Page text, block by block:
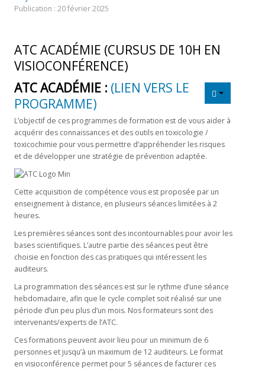
Publication : 20 février 2025
ATC ACADÉMIE (CURSUS DE 10H EN
VISIOCONFÉRENCE)
ATC ACADÉMIE : (LIEN VERS LE
PROGRAMME)
L’objectif de ces programmes de formation est de vous aider à
acquérir des connaissances et des outils en toxicologie /
toxicochimie pour vous permettre d’appréhender les risques
et de développer une stratégie de prévention adaptée.
Cette acquisition de compétence vous est proposée par un
enseignement à distance, en plusieurs séances limitées à 2
heures.
Les premières séances sont des incontournables pour avoir les
bases scientifiques. L’autre partie des séances peut être
choisie en fonction des cas pratiques qui intéressent les
auditeurs.
La programmation des séances est sur le rythme d’une séance
hebdomadaire, afin que le cycle complet soit réalisé sur une
période d’un peu plus d’un mois. Nos formateurs sont des
intervenants/experts de l’ATC.
Ces formations peuvent avoir lieu pour un minimum de 6
personnes et jusqu’à un maximum de 12 auditeurs. Le format
en visioconférence permet pour 5 séances de facturer ces